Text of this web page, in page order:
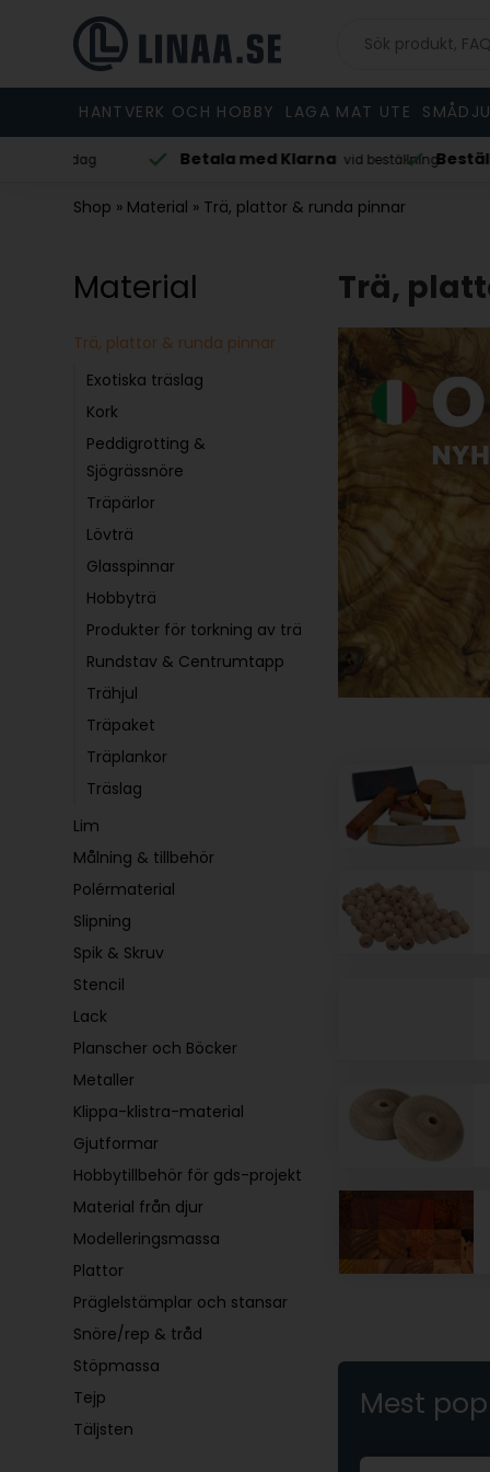
HANTVERK OCH HOBBY LAGA MAT UTE
Betala med Klarna vid beställningBeställ före
Shop » Material » Trä, plattor & runda pinnar
Material
Trä, plattor & runda pinnar
Exotiska träslag
Kork
Peddigrotting &
Sjögrässnöre
Träpärlor
Lövträ
Glasspinnar
Hobbyträ
Produkter för torkning av trä
Rundstav & Centrumtapp
Trähjul
Träpaket
Träplankor
Träslag
Lim
Målning & tillbehör
Polérmaterial
Slipning
Spik & Skruv
Stencil
Lack
Planscher och Böcker
Metaller
Klippa-klistra-material
Gjutformar
Hobbytillbehör för gds-projekt
Material från djur
Modelleringsmassa
Plattor
Präglelstämplar och stansar
Snöre/rep & tråd
Stöpmassa
Tejp
Täljsten
Trä,
Mest